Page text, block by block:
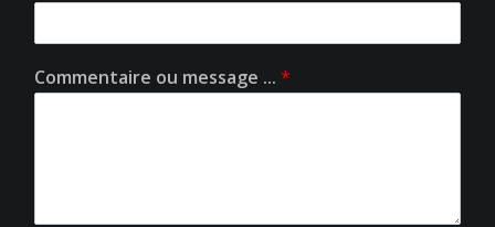
Commentaire ou message ... *